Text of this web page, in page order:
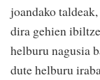
joandako
dira gehien
helburu nagusia
dute helburu